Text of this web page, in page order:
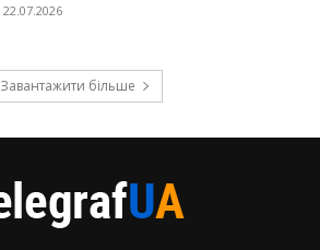
22.07.2026
Завантажити більше